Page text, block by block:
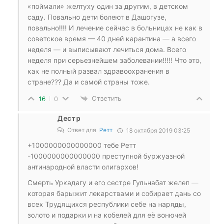
«поймали» желтуху один за другим, в детском
саду. Повально дети болеют в Дашогузе,
повально!!!! И лечение сейчас в больницах не как в
советское время — 40 дней карантина — а всего
неделя — и выписывают лечиться дома. Всего
неделя при серьезнейшем заболевании!!!!! Что это,
как не полный развал здравоохранения в
стране??? Да и самой страны тоже.
16 0 Ответить
Дестр
Ответ для Ретт 18 октября 2019 03:25
+1000000000000000 тебе Ретт
-1000000000000000 преступной буржуазной
антинародной власти олигархов!
Смерть Уркадагу и его сестре Гульнабат желеп —
которая барыжит лекарствами и собирает дань со
всех Трудящихся республики себе на наряды,
золото и подарки и на кобелей для её вонючей